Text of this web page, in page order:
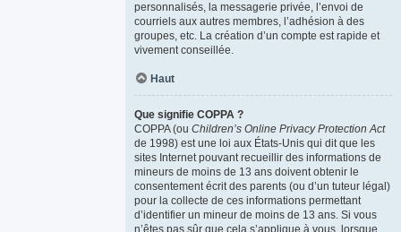
personnalisés, la messagerie privée, l’envoi de
courriels aux autres membres, l’adhésion à des
groupes, etc. La création d’un compte est rapide et
vivement conseillée.
Haut
Que signifie COPPA ?
COPPA (ou Children’s Online Privacy Protection Act
de 1998) est une loi aux États-Unis qui dit que les
sites Internet pouvant recueillir des informations de
mineurs de moins de 13 ans doivent obtenir le
consentement écrit des parents (ou d’un tuteur légal)
pour la collecte de ces informations permettant
d’identifier un mineur de moins de 13 ans. Si vous
n’êtes pas sûr que cela s’applique à vous, lorsque